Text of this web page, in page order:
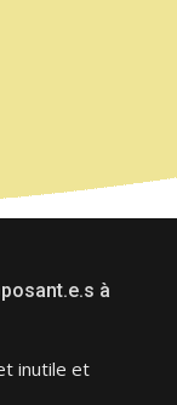
à
inutile et